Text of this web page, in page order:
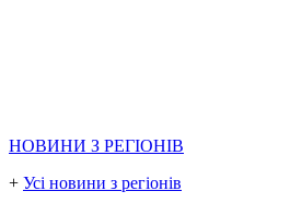
НОВИНИ З РЕГІОНІВ
+ Усі новини з регіонів